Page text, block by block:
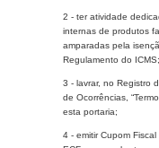
2 - ter atividade
internas de produtos
amparadas pela
Regulamento do ICMS;
3 - lavrar, no Registro
de Ocorrências,
esta portaria;
4 - emitir Cupom